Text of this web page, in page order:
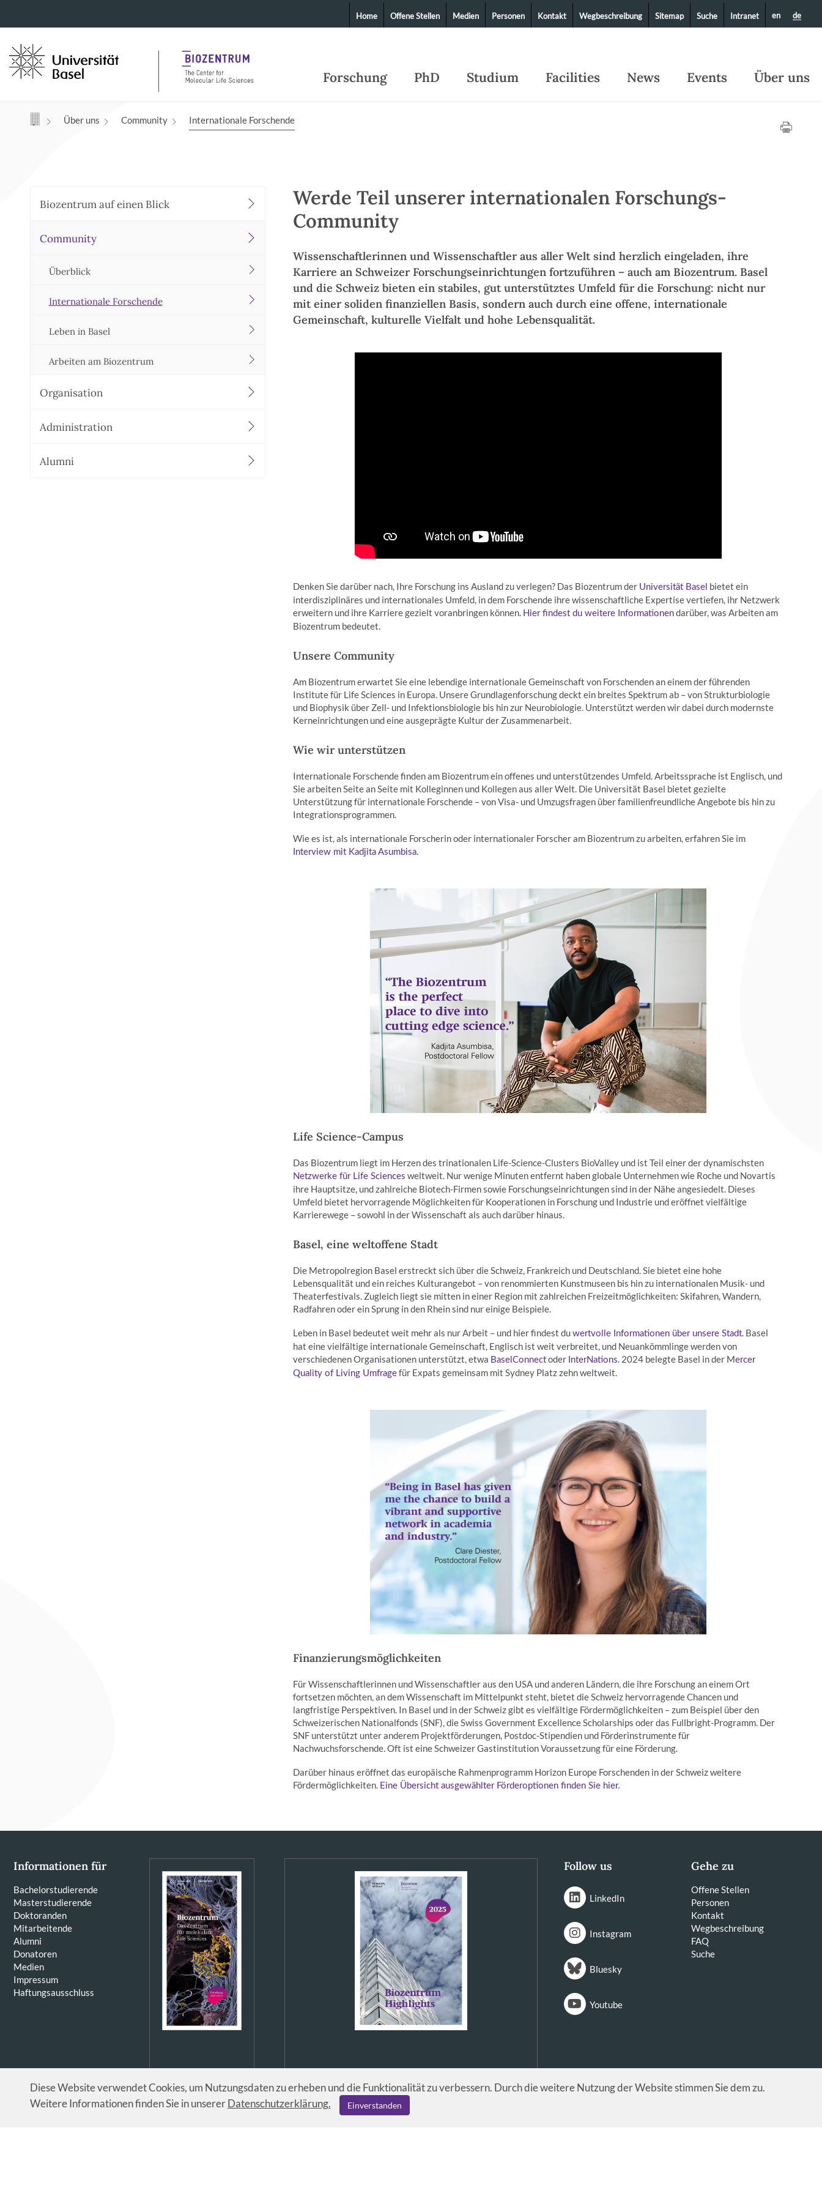
Navigation mit Access Keys Forschung PhD Studium Facilities News Events Über uns
en de
Home Offene Stellen Medien Personen Kontakt Wegbeschreibung Sitemap Suche Intranet
Über uns Community Internationale Forschende
Biozentrum auf einen Blick
Community
Überblick
Internationale Forschende
Leben in Basel
Arbeiten am Biozentrum
Organisation
Administration
Alumni
Werde Teil unserer internationalen Forschungs-
Community
Wissenschaftlerinnen und Wissenschaftler aus aller Welt sind herzlich eingeladen, ihre
Karriere an Schweizer Forschungseinrichtungen fortzuführen – auch am Biozentrum. Basel
und die Schweiz bieten ein stabiles, gut unterstütztes Umfeld für die Forschung: nicht nur
mit einer soliden finanziellen Basis, sondern auch durch eine offene, internationale
Gemeinschaft, kulturelle Vielfalt und hohe Lebensqualität.
Denken Sie darüber nach, Ihre Forschung ins Ausland zu verlegen? Das Biozentrum der Universität Basel bietet ein
interdisziplinäres und internationales Umfeld, in dem Forschende ihre wissenschaftliche Expertise vertiefen, ihr Netzwerk
erweitern und ihre Karriere gezielt voranbringen können. Hier findest du weitere Informationen darüber, was Arbeiten am
Biozentrum bedeutet.
Unsere Community
Am Biozentrum erwartet Sie eine lebendige internationale Gemeinschaft von Forschenden an einem der führenden
Institute für Life Sciences in Europa. Unsere Grundlagenforschung deckt ein breites Spektrum ab – von Strukturbiologie
und Biophysik über Zell- und Infektionsbiologie bis hin zur Neurobiologie. Unterstützt werden wir dabei durch modernste
Kern­einrichtungen und eine ausgeprägte Kultur der Zusammenarbeit.
Wie wir unterstützen
Internationale Forschende finden am Biozentrum ein offenes und unterstützendes Umfeld. Arbeitssprache ist Englisch, und
Sie arbeiten Seite an Seite mit Kolleginnen und Kollegen aus aller Welt. Die Universität Basel bietet gezielte
Unterstützung für internationale Forschende – von Visa- und Umzugsfragen über familienfreundliche Angebote bis hin zu
Integrationsprogrammen.
Wie es ist, als internationale Forscherin oder internationaler Forscher am Biozentrum zu arbeiten, erfahren Sie im
Interview mit Kadjita Asumbisa.
Life Science-Campus
Das Biozentrum liegt im Herzen des trinationalen Life-Science-Clusters BioValley und ist Teil einer der dynamischsten
Netzwerke für Life Sciences weltweit. Nur wenige Minuten entfernt haben globale Unternehmen wie Roche und Novartis
ihre Hauptsitze, und zahlreiche Biotech-Firmen sowie Forschungseinrichtungen sind in der Nähe angesiedelt. Dieses
Umfeld bietet hervorragende Möglichkeiten für Kooperationen in Forschung und Industrie und eröffnet vielfältige
Karrierewege – sowohl in der Wissenschaft als auch darüber hinaus.
Basel, eine weltoffene Stadt
Die Metropolregion Basel erstreckt sich über die Schweiz, Frankreich und Deutschland. Sie bietet eine hohe
Lebensqualität und ein reiches Kulturangebot – von renommierten Kunstmuseen bis hin zu internationalen Musik- und
Theaterfestivals. Zugleich liegt sie mitten in einer Region mit zahlreichen Freizeitmöglichkeiten: Skifahren, Wandern,
Radfahren oder ein Sprung in den Rhein sind nur einige Beispiele.
Leben in Basel bedeutet weit mehr als nur Arbeit – und hier findest duwertvolle Informationen über unsere Stadt. Basel
hat eine vielfältige internationale Gemeinschaft, Englisch ist weit verbreitet, und Neuankömmlinge werden von
verschiedenen Organisationen unterstützt, etwa BaselConnect oder InterNations. 2024 belegte Basel in der Mercer
Quality of Living Umfrage für Expats gemeinsam mit Sydney Platz zehn weltweit.
Finanzierungsmöglichkeiten
Für Wissenschaftlerinnen und Wissenschaftler aus den USA und anderen Ländern, die ihre Forschung an einem Ort
fortsetzen möchten, an dem Wissenschaft im Mittelpunkt steht, bietet die Schweiz hervorragende Chancen und
langfristige Perspektiven. In Basel und in der Schweiz gibt es vielfältige Fördermöglichkeiten – zum Beispiel über den
Schweizerischen Nationalfonds (SNF), die Swiss Government Excellence Scholarships oder das Fullbright-Programm. Der
SNF unterstützt unter anderem Projektförderungen, Postdoc-Stipendien und Förderinstrumente für
Nachwuchsforschende. Oft ist eine Schweizer Gastinstitution Voraussetzung für eine Förderung.
Darüber hinaus eröffnet das europäische Rahmenprogramm Horizon Europe Forschenden in der Schweiz weitere
Fördermöglichkeiten. Eine Übersicht ausgewählter Förderoptionen finden Sie hier.
Informationen für
Bachelorstudierende
Masterstudierende
Doktoranden
Mitarbeitende
Alumni
Donatoren
Medien
Impressum
Haftungsausschluss
Follow us
LinkedIn
Instagram
Bluesky
Youtube
Gehe zu
Offene Stellen
Personen
Kontakt
Wegbeschreibung
FAQ
Suche
Diese Website verwendet Cookies, um Nutzungsdaten zu erheben und die Funktionalität zu verbessern. Durch die weitere Nutzung der Website stimmen Sie dem zu.
Weitere Informationen finden Sie in unsererDatenschutzerklärung. Einverstanden